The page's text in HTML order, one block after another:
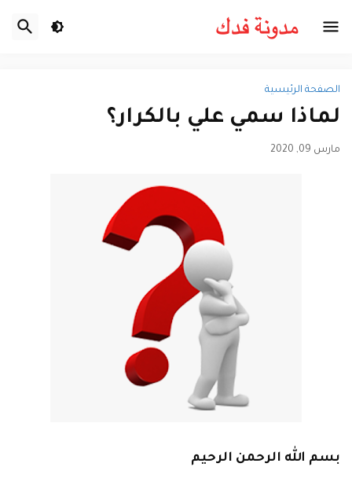
الصفحة الرئيسية
لماذا سمي علي بالكرار؟
مارس 09, 2020
بسم الله الرحمن الرحيم